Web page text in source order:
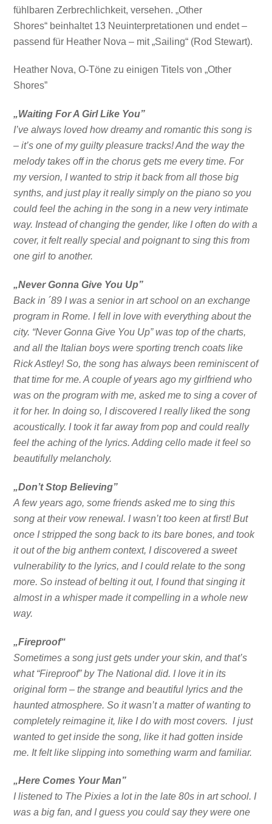
fühlbaren Zerbrechlichkeit, versehen. „Other
Shores“ beinhaltet 13 Neuinterpretationen und endet –
passend für Heather Nova – mit „Sailing“ (Rod Stewart).
Heather Nova, O-Töne zu einigen Titels von „Other
Shores”
„Waiting For A Girl Like You”
I’ve always loved how dreamy and romantic this song is
– it’s one of my guilty pleasure tracks! And the way the
melody takes off in the chorus gets me every time. For
my version, I wanted to strip it back from all those big
synths, and just play it really simply on the piano so you
could feel the aching in the song in a new very intimate
way. Instead of changing the gender, like I often do with a
cover, it felt really special and poignant to sing this from
one girl to another.
„Never Gonna Give You Up”
Back in ´89 I was a senior in art school on an exchange
program in Rome. I fell in love with everything about the
city. “Never Gonna Give You Up” was top of the charts,
and all the Italian boys were sporting trench coats like
Rick Astley! So, the song has always been reminiscent of
that time for me. A couple of years ago my girlfriend who
was on the program with me, asked me to sing a cover of
it for her. In doing so, I discovered I really liked the song
acoustically. I took it far away from pop and could really
feel the aching of the lyrics. Adding cello made it feel so
beautifully melancholy.
„Don’t Stop Believing”
A few years ago, some friends asked me to sing this
song at their vow renewal. I wasn’t too keen at first! But
once I stripped the song back to its bare bones, and took
it out of the big anthem context, I discovered a sweet
vulnerability to the lyrics, and I could relate to the song
more. So instead of belting it out, I found that singing it
almost in a whisper made it compelling in a whole new
way.
„Fireproof“
Sometimes a song just gets under your skin, and that’s
what “Fireproof” by The National did. I love it in its
original form – the strange and beautiful lyrics and the
haunted atmosphere. So it wasn’t a matter of wanting to
completely reimagine it, like I do with most covers. I just
wanted to get inside the song, like it had gotten inside
me. It felt like slipping into something warm and familiar.
„Here Comes Your Man”
I listened to The Pixies a lot in the late 80s in art school. I
was a big fan, and I guess you could say they were one